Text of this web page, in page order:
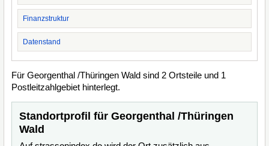
Finanzstruktur
Datenstand
Für Georgenthal /Thüringen Wald sind 2 Ortsteile und 1
Postleitzahlgebiet hinterlegt.
Standortprofil für Georgenthal /Thüringen
Wald